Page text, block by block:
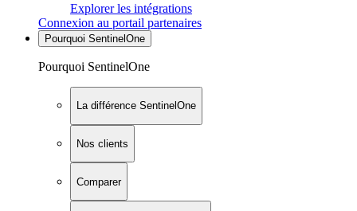
Explorer les intégrations
Connexion au portail partenaires
Pourquoi SentinelOne
Pourquoi SentinelOne
La différence SentinelOne
Nos clients
Comparer